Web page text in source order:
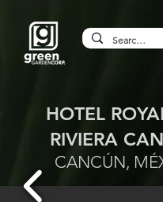
HOTEL
RIVIERA
CANCÚN,